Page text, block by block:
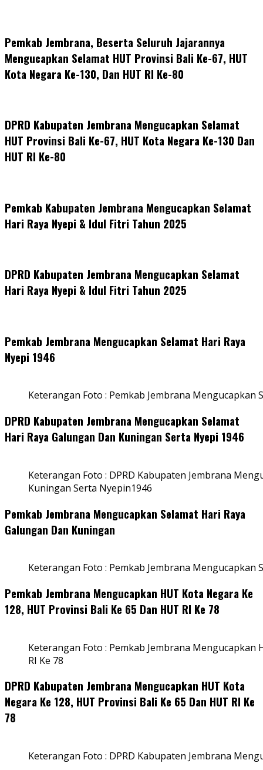
Pemkab Jembrana, Beserta Seluruh Jajarannya
Mengucapkan Selamat HUT Provinsi Bali Ke-67, HUT
Kota Negara Ke-130, Dan HUT RI Ke-80
DPRD Kabupaten Jembrana Mengucapkan Selamat
HUT Provinsi Bali Ke-67, HUT Kota Negara Ke-130 Dan
HUT RI Ke-80
Pemkab Kabupaten Jembrana Mengucapkan Selamat
Hari Raya Nyepi & Idul Fitri Tahun 2025
DPRD Kabupaten Jembrana Mengucapkan Selamat
Hari Raya Nyepi & Idul Fitri Tahun 2025
Pemkab Jembrana Mengucapkan Selamat Hari Raya
Nyepi 1946
Keterangan Foto : Pemkab Jembrana Mengucapkan
DPRD Kabupaten Jembrana Mengucapkan Selamat
Hari Raya Galungan Dan Kuningan Serta Nyepi 1946
Keterangan Foto : DPRD Kabupaten Jembrana
Kuningan Serta Nyepin1946
Pemkab Jembrana Mengucapkan Selamat Hari Raya
Galungan Dan Kuningan
Keterangan Foto : Pemkab Jembrana Mengucapkan
Pemkab Jembrana Mengucapkan HUT Kota Negara Ke
128, HUT Provinsi Bali Ke 65 Dan HUT RI Ke 78
Keterangan Foto : Pemkab Jembrana Mengucapkan
RI Ke 78
DPRD Kabupaten Jembrana Mengucapkan HUT Kota
Negara Ke 128, HUT Provinsi Bali Ke 65 Dan HUT RI Ke
78
Keterangan Foto : DPRD Kabupaten Jembrana